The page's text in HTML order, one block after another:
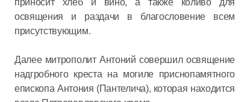
освящения и раздачи в благословение всем
присутствующим.
Далее митрополит Антоний совершил освящение
надгробного креста на могиле приснопамятного
епископа Антония (Пантелича), которая находится